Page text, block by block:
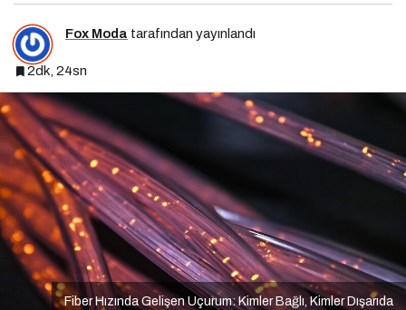
Fox Moda tarafından yayınlandı
2dk, 24sn
Fiber Hızında Gelişen Uçurum: Kimler Bağlı, Kimler Dışarıda